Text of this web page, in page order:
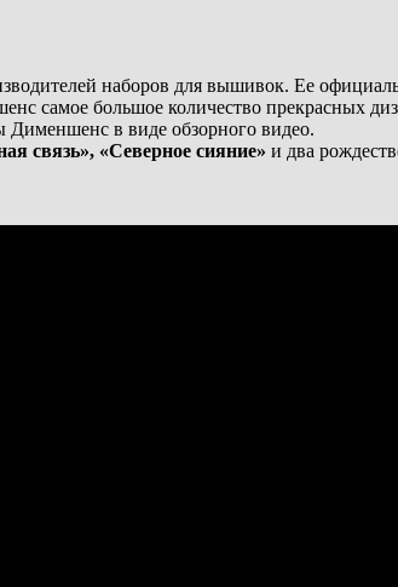
наборов для вышивок. Ее
самое большое количество прекрасных
Дименшенс в виде обзорного видео.
связь», «Северное сияние» и два